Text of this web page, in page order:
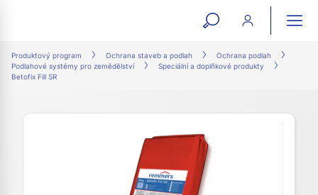
open
search
form
Produktový program Ochrana staveb a podlah
Ochrana podlah
Podlahové systémy pro zemědělství
Speciální a doplňkové produkty
Betofix Fill SR